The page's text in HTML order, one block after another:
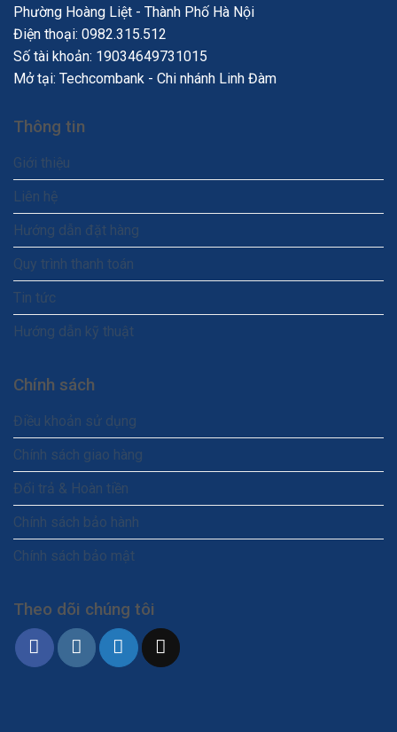
Phường Hoàng Liệt - Thành Phố Hà Nội
Điện thoại: 0982.315.512
Số tài khoản: 19034649731015
Mở tại: Techcombank - Chi nhánh Linh Đàm
Thông tin
Giới thiệu
Liên hệ
Hướng dẫn đặt hàng
Quy trình thanh toán
Tin tức
Hướng dẫn kỹ thuật
Chính sách
Điều khoản sử dụng
Chính sách giao hàng
Đổi trả & Hoàn tiền
Chính sách bảo hành
Chính sách bảo mật
Theo dõi chúng tôi